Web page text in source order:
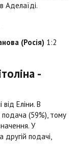
Аделаїді.
(Росія) 1:2
-
Еліни. В
(59%), тому
У
другій подачі,